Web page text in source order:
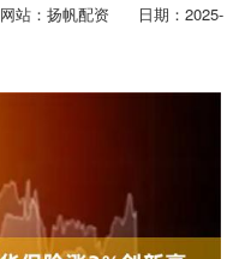
网站：扬帆配资
日期：2025-